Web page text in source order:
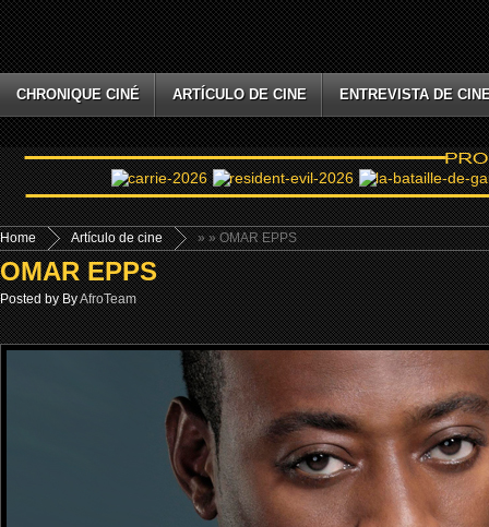
CHRONIQUE CINÉ ARTÍCULO DE CINE ENTREVISTA DE
Home »
Artículo de cine » OMAR EPPS
OMAR EPPS
Posted by ByAfroTeam